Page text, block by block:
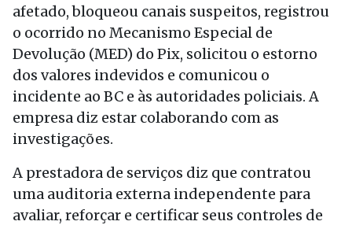
afetado, bloqueou canais suspeitos, registrou
o ocorrido no Mecanismo Especial de
Devolução (MED) do Pix, solicitou o estorno
dos valores indevidos e comunicou o
incidente ao BC e às autoridades policiais. A
empresa diz estar colaborando com as
investigações.
A prestadora de serviços diz que contratou
uma auditoria externa independente para
avaliar, reforçar e certificar seus controles de